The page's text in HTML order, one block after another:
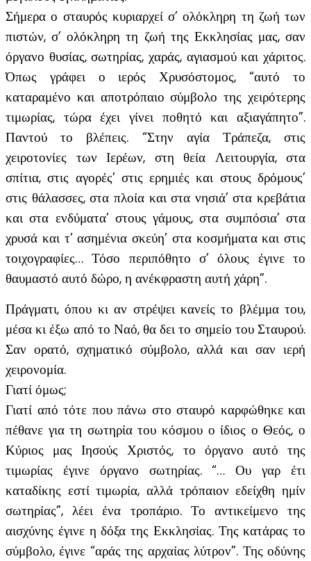
Σήμερα ο σταυρός κυριαρχεί σ’ ολόκληρη τη ζωή των
πιστών, σ’ ολόκληρη τη ζωή της Εκκλησίας μας, σαν
όργανο θυσίας, σωτηρίας, χαράς, αγιασμού και χάριτος.
Όπως γράφει ο ιερός Χρυσόστομος, “αυτό το
καταραμένο και αποτρόπαιο σύμβολο της χειρότερης
τιμωρίας, τώρα έχει γίνει ποθητό και αξιαγάπητο”.
Παντού το βλέπεις. “Στην αγία Τράπεζα, στις
χειροτονίες των Ιερέων, στη θεία Λειτουργία, στα
σπίτια, στις αγορές’ στις ερημιές και στους δρόμους’
στις θάλασσες, στα πλοία και στα νησιά’ στα κρεβάτια
και στα ενδύματα’ στους γάμους, στα συμπόσια’ στα
χρυσά και τ’ ασημένια σκεύη’ στα κοσμήματα και στις
τοιχογραφίες… Τόσο περιπόθητο σ’ όλους έγινε το
θαυμαστό αυτό δώρο, η ανέκφραστη αυτή χάρη”.
Πράγματι, όπου κι αν στρέψει κανείς το βλέμμα του,
μέσα κι έξω από το Ναό, θα δει το σημείο του Σταυρού.
Σαν ορατό, σχηματικό σύμβολο, αλλά και σαν ιερή
χειρονομία.
Γιατί όμως;
Γιατί από τότε που πάνω στο σταυρό καρφώθηκε και
πέθανε για τη σωτηρία του κόσμου ο ίδιος ο Θεός, ο
Κύριος μας Ιησούς Χριστός, το όργανο αυτό της
τιμωρίας έγινε όργανο σωτηρίας. “… Ου γαρ έτι
καταδίκης εστί τιμωρία, αλλά τρόπαιον εδείχθη ημίν
σωτηρίας”, λέει ένα τροπάριο. Το αντικείμενο της
αισχύνης έγινε η δόξα της Εκκλησίας. Της κατάρας το
σύμβολο, έγινε “αράς της αρχαίας λύτρον”. Της οδύνης